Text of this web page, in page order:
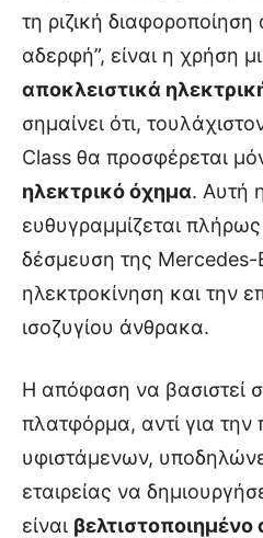
τη ριζική
αδερφή”, είναι η χρήση
αποκλειστικά
σημαίνει ότι,
Class θα προσφέρεται
ηλεκτρικό όχημα. Αυτή
ευθυγραμμίζεται
δέσμευση της Mercedes-
ηλεκτροκίνηση και την
ισοζυγίου άνθρακα.
Η απόφαση να βασιστεί
πλατφόρμα, αντί για
υφιστάμενων,
εταιρείας να
είναι